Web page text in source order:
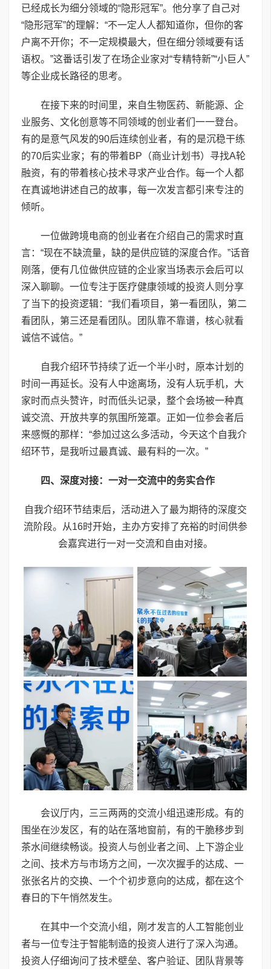
已经成长为细分领域的“隐形冠军”。他分享了自己对
“隐形冠军”的理解：“不一定人人都知道你，但你的客
户离不开你；不一定规模最大，但在细分领域要有话
语权。”这番话引发了在场企业家对“专精特新”“小巨人”
等企业成长路径的思考。
在接下来的时间里，来自生物医药、新能源、企
业服务、文化创意等不同领域的创业者们一一登台。
有的是意气风发的90后连续创业者，有的是沉稳干练
的70后实业家；有的带着BP（商业计划书）寻找A轮
融资，有的带着核心技术寻求产业合作。每一个人都
在真诚地讲述自己的故事，每一次发言都引来专注的
倾听。
一位做跨境电商的创业者在介绍自己的需求时直
言：“现在不缺流量，缺的是供应链的深度合作。”话音
刚落，便有几位做供应链的企业家当场表示会后可以
深入聊聊。一位专注于医疗健康领域的投资人则分享
了当下的投资逻辑：“我们看项目，第一看团队，第二
看团队，第三还是看团队。团队靠不靠谱，核心就看
诚信不诚信。”
自我介绍环节持续了近一个半小时，原本计划的
时间一再延长。没有人中途离场，没有人玩手机，大
家时而点头赞许，时而低头记录，整个会场被一种真
诚交流、开放共享的氛围所笼罩。正如一位参会者后
来感慨的那样：“参加过这么多活动，今天这个自我介
绍环节，是我听过最真诚、最有料的一次。”
四、深度对接：一对一交流中的务实合作
自我介绍环节结束后，活动进入了最为期待的深度交
流阶段。从16时开始，主办方安排了充裕的时间供参
会嘉宾进行一对一交流和自由对接。
会议厅内，三三两两的交流小组迅速形成。有的
围坐在沙发区，有的站在落地窗前，有的干脆移步到
茶水间继续畅谈。投资人与创业者之间、上下游企业
之间、技术方与市场方之间，一次次握手的达成、一
张张名片的交换、一个个初步意向的达成，都在这个
春日的下午悄然发生。
在其中一个交流小组，刚才发言的人工智能创业
者与一位专注于智能制造的投资人进行了深入沟通。
投资人仔细询问了技术壁垒、客户验证、团队背景等